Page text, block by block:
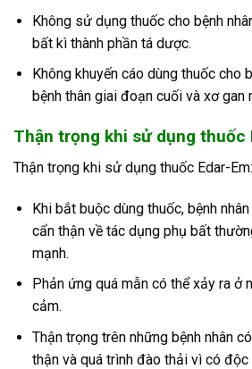
Không sử dụng thuốc cho bệnh
bất kì thành phần tá dược.
Không khuyến cáo dùng thuốc cho
bệnh thân giai đoạn cuối và xơ gan
Thận trọng khi sử dụng thuốc
Thận trọng khi sử dụng thuốc Edar-Em:
Khi bắt buộc dùng thuốc, bệnh
cẩn thận về tác dụng phụ bất
mạnh.
Phản ứng quá mẫn có thể xảy ra ở
cảm.
Thận trọng trên những bệnh nhân
thận và quá trình đào thải vì có độc